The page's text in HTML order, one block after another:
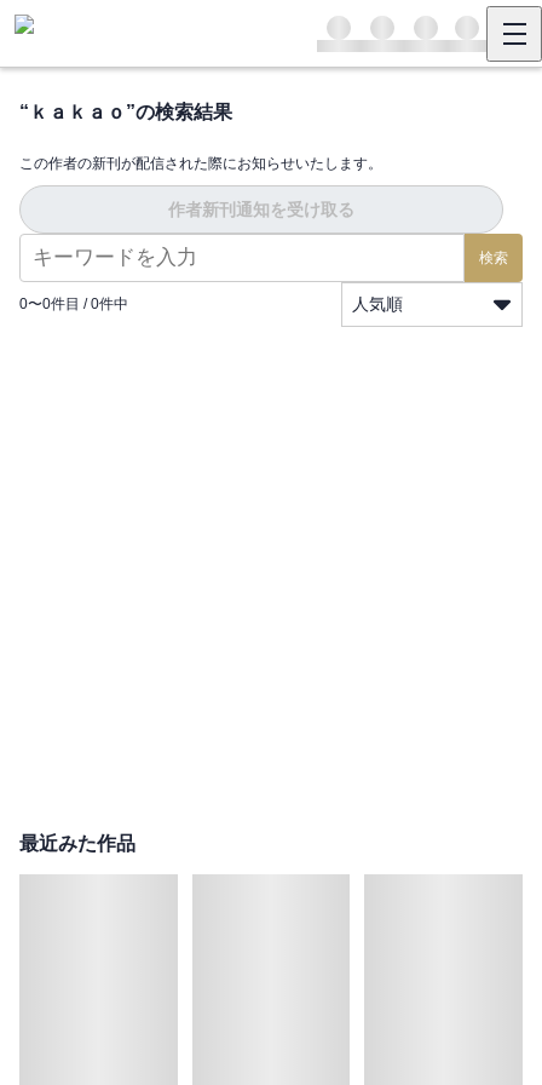
“ ｋａｋａｏ ”の検索結果
この作者の新刊が配信された際にお知らせいたします。
作者新刊通知を受け取る
検索
0〜0件目 / 0件中 人気順
最近みた作品